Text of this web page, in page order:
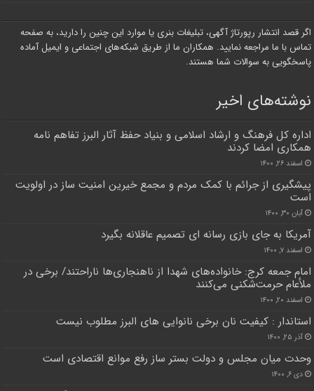
اگر قصد انتشار رپورتاژ آگهی، تبلیغات بنری یا موارد این چنین را دارید، به صفحه
تماس با ما مراجعه نمایید. همکاران ما از طریق شبکه‌های اجتماعی و ایمیل آماده
پاسخگویی به سوالات شما هستند.
نوشته‌های اخیر
اداره کل فرهنگ و ارشاد اسلامی و بنیاد حفظ آثار البرز تفاهم نامه
همکاری امضا کردند
اسفند ۲۶, ۱۴۰۰
پیشگیری از جرائم با کمک مردم و مجمع خیرین امنیت ساز در اولویت
است
آبان ۳۰, ۱۴۰۰
آمریکا به جای بازی رسانه ای تصمیم عاقلانه بگیرد
اسفند ۷, ۱۴۰۰
امام جمعه کرج: خانواده‌های شهدا از ناهنجاری‌ها ناراحتند/ برخی ‌در
ملأعام حرمت‌شکنی می‌کنند
اسفند ۲۰, ۱۴۰۰
استاندار : کیفیت نان برخی نانوایی های البرز مطلوب نیست
آذر ۲۵, ۱۴۰۰
وحدت میان مجلس و دولت بستر ساز رفع موانع اقتصادی است
دی ۶, ۱۴۰۰